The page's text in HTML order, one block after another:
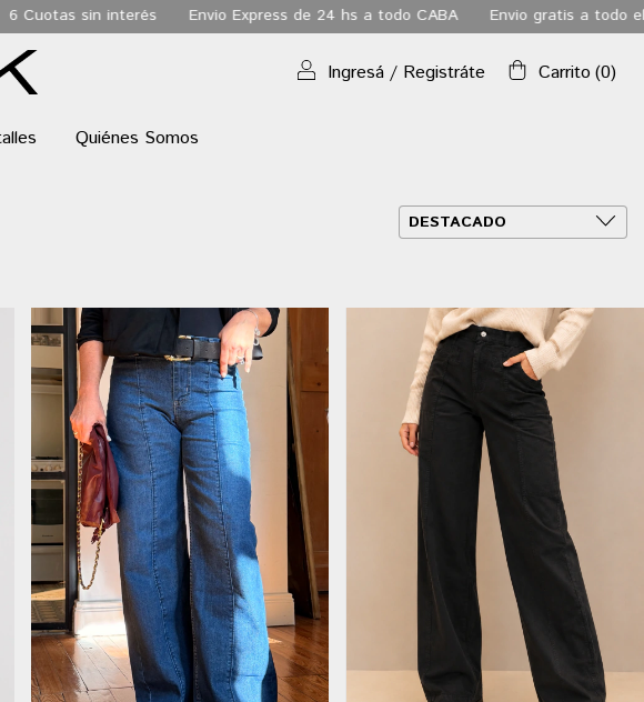
de 24 hs a todo CABA Envio gratis a todo el pais a partir de los $180.000
Ingresá / Registráte Carrito (0)
Quiénes Somos